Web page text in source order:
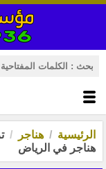
الرئيسية هناجر
هناجر في الرياض